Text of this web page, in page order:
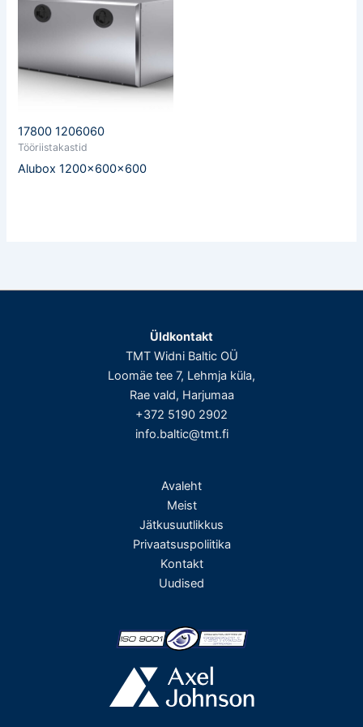
17800 1206060
Tööriistakastid
Alubox 1200x600x600
Üldkontakt
TMT Widni Baltic OÜ
Loomäe tee 7, Lehmja küla,
Rae vald, Harjumaa
+372 5190 2902
info.baltic@tmt.fi
Avaleht
Meist
Jätkusuutlikkus
Privaatsuspoliitika
Kontakt
Uudised